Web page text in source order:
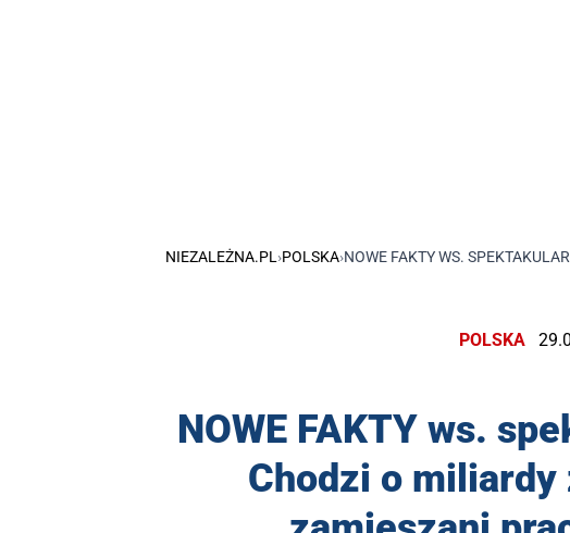
NIEZALEŻNA.PL ›POLSKA›NOWE FAKTY WS.
POLSKA
NOWE FAKTY ws.
Chodzi o miliardy